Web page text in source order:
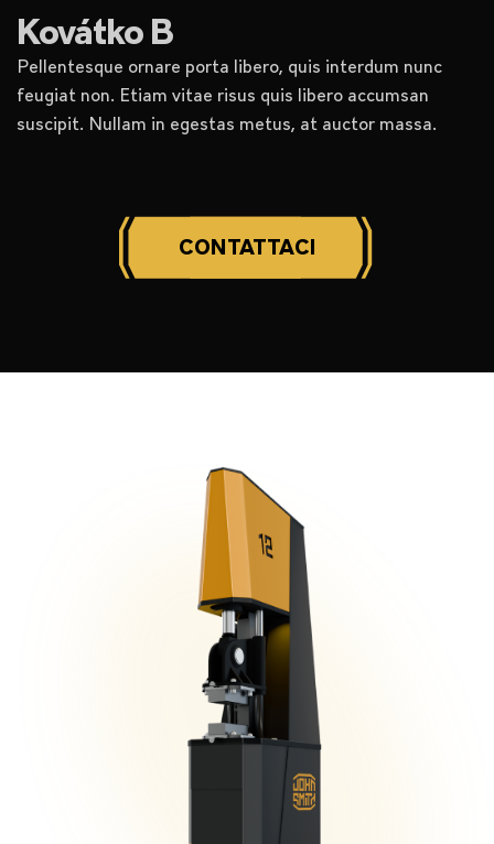
Kovátko B
Pellentesque ornare porta libero, quis interdum nunc
feugiat non. Etiam vitae risus quis libero accumsan
suscipit. Nullam in egestas metus, at auctor massa.
CONTATTACI